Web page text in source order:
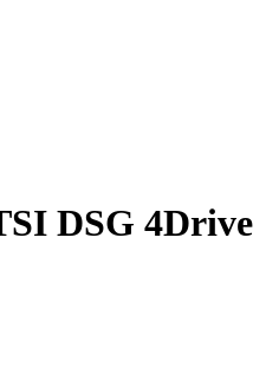
DSG 4Drive